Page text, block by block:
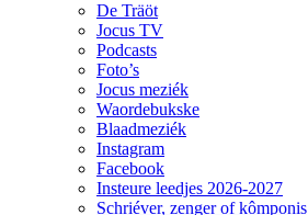
De Träöt
Jocus TV
Podcasts
Foto’s
Jocus meziék
Waordebukske
Blaadmeziék
Instagram
Facebook
Insteure leedjes 2026-2027
Schriéver, zenger of kômponis